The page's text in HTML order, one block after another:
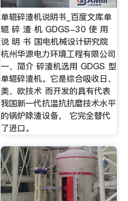
单辊碎渣机说明书_百度文库单
辊 碎 渣 机 GDGS-30 使 用
说 明 书 国电机械设计研究院
杭州华源电力环境工程有限公司
一、简介 碎渣机选用 GDGS 型
单辊碎渣机。它是综合吸收日、
美、欧技术 而开发的具有代表
我国新一代抗温抗抗磨技术水平
的锅炉除渣设备， 它完全替代
了进口。